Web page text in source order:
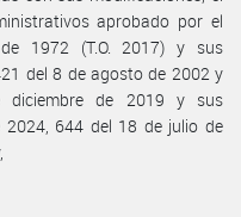
aprobado por el
1972 (T.O. 2017) y sus
del 8 de agosto de 2002 y
diciembre de 2019 y sus
644 del 18 de julio de